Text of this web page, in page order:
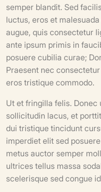
semper blandit. Sed
luctus, eros et
augue, quis consectetur
ante ipsum primis in
posuere cubilia curae;
Praesent nec
eros tristique commodo.
Ut et fringilla felis. Donec
sollicitudin lacus, et
dui tristique tincidunt
imperdiet elit sed
metus auctor semper
ultrices tellus massa
scelerisque sed congue